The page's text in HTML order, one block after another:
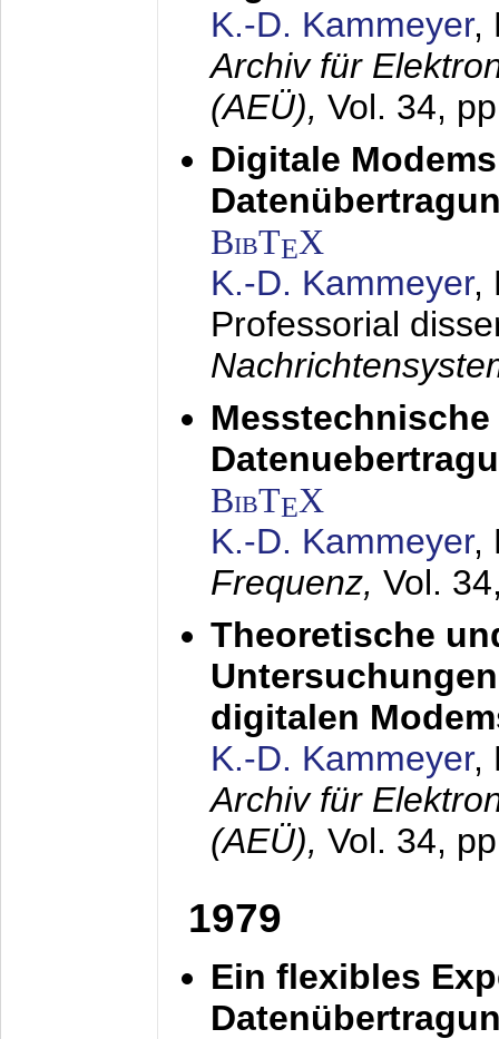
K.-D. Kammeyer,
Archiv für
(AEÜ), Vol. 34,
Digitale
BibTEX
K.-D. Kammeyer,
Professorial
BibTEX
K.-D. Kammeyer,
Frequenz, Vol.
Theoretische
digitalen
K.-D. Kammeyer,
Archiv für
(AEÜ), Vol. 34,
1979
Ein flexibles